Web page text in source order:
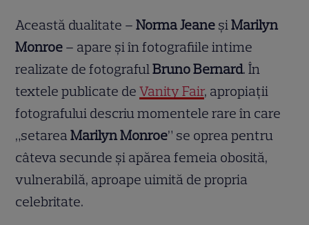
Această dualitate –Norma Jeane șiMarilyn
Monroe – apare și în fotografiile intime
realizate de fotografulBruno Bernard. În
textele publicate deVanity Fair, apropiații
fotografului descriu momentele rare în care
„setareaMarilyn Monroe” se oprea pentru
câteva secunde și apărea femeia obosită,
vulnerabilă, aproape uimită de propria
celebritate.